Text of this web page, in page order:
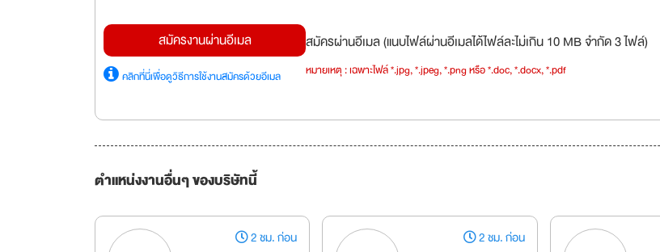
สมัครงานผ่านอีเมล
คลิกที่นี่เพื่อดูวิธีการใช้งานสมัครด้วยอีเมล
สมัครผ่านอีเมล (แนบไฟล์ผ่านอีเมลได้ไฟล์ละไม่เกิน 10 MB จำกัด 3 ไฟล์)
หมายเหตุ : เฉพาะไฟล์ *.jpg, *.jpeg, *.png หรือ *.doc, *.docx, *.pdf
ตำแหน่งงานอื่นๆ ของบริษัทนี้
2 ชม. ก่อน 2 ชม. ก่อน